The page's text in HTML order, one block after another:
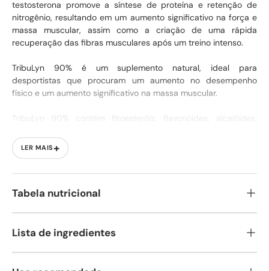
testosterona promove a síntese de proteína e retenção de
nitrogênio, resultando em um aumento significativo na força e
massa muscular, assim como a criação de uma rápida
recuperação das fibras musculares após um treino intenso.
TribuLyn 90% é um suplemento natural, ideal para
desportistas que procuram um aumento no desempenho
físico e um aumento significativo na massa muscular.
TribuLyn 90% contém fitoesteróis, flavonóides, alcalóides,
Aumenta os níveis de testosterona.
Favorece o aumento de força.
90% de saponinas.
LER MAIS+
Tabela nutricional
Lista de ingredientes